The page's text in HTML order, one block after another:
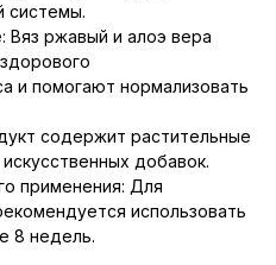
системы.
Вяз ржавый и алоэ вера
и помогают нормализовать
содержит растительные
добавок.
применения: Для
использовать
8 недель.